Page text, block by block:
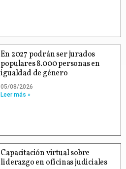
En 2027 podrán ser jurados
populares 8.000 personas en
igualdad de género
05/08/2026
Leer más »
Capacitación virtual sobre
liderazgo en oficinas judiciales